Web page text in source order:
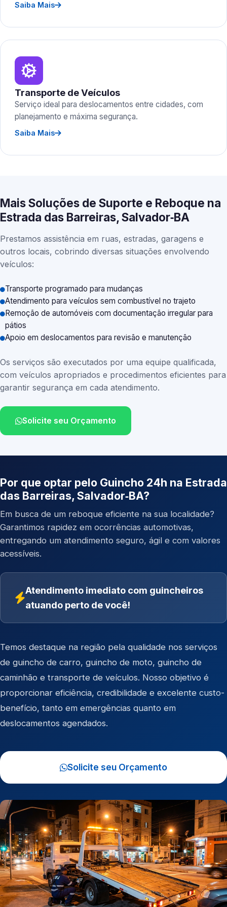
Saiba Mais
Transporte de Veículos
Serviço ideal para deslocamentos entre cidades, com
planejamento e máxima segurança.
Saiba Mais
Mais Soluções de Suporte e Reboque na
Estrada das Barreiras, Salvador‑BA
Prestamos assistência em ruas, estradas, garagens e
outros locais, cobrindo diversas situações envolvendo
veículos:
Transporte programado para mudanças
Atendimento para veículos sem combustível no trajeto
Remoção de automóveis com documentação irregular para
pátios
Apoio em deslocamentos para revisão e manutenção
Os serviços são executados por uma equipe qualificada,
com veículos apropriados e procedimentos eficientes para
garantir segurança em cada atendimento.
Solicite seu Orçamento
Por que optar pelo Guincho 24h na Estrada
das Barreiras, Salvador‑BA?
Em busca de um reboque eficiente na sua localidade?
Garantimos rapidez em ocorrências automotivas,
entregando um atendimento seguro, ágil e com valores
acessíveis.
Atendimento imediato com guincheiros
atuando perto de você!
Temos destaque na região pela qualidade nos serviços
de guincho de carro, guincho de moto, guincho de
caminhão e transporte de veículos. Nosso objetivo é
proporcionar eficiência, credibilidade e excelente custo-
benefício, tanto em emergências quanto em
deslocamentos agendados.
Solicite seu Orçamento